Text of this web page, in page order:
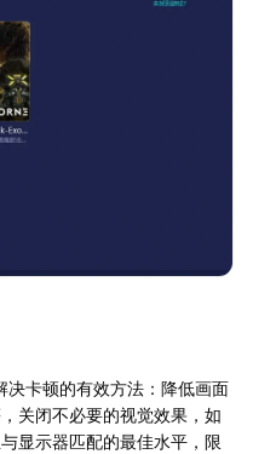
卡顿的有效方法：降低画面
关闭不必要的视觉效果，如
显示器匹配的最佳水平，限